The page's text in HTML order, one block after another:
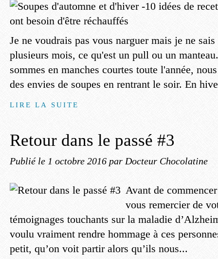
Je ne voudrais pas vous narguer mais je ne
plusieurs mois, ce qu'est un pull ou un
sommes en manches courtes toute l'année,
des envies de soupes en rentrant le soir. En
LIRE LA SUITE
Retour dans le passé #3
Publié le 1 octobre 2016 par Docteur Chocolatine
Avant de
vous remercier de
témoignages touchants sur la maladie
voulu vraiment rendre hommage à ces
petit, qu’on voit partir alors qu’ils nous...